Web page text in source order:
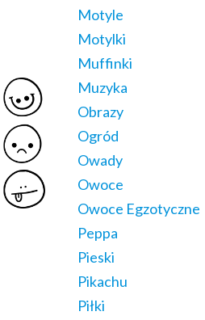
Motyle
Motylki
Muffinki
Muzyka
Obrazy
Ogród
Owady
Owoce
Owoce Egzotyczne
Peppa
Pieski
Pikachu
Piłki